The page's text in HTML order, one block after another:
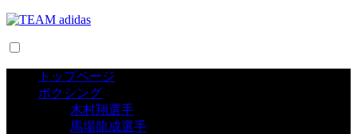
トップページ
ボクシング
木村翔選手
馬場龍成選手